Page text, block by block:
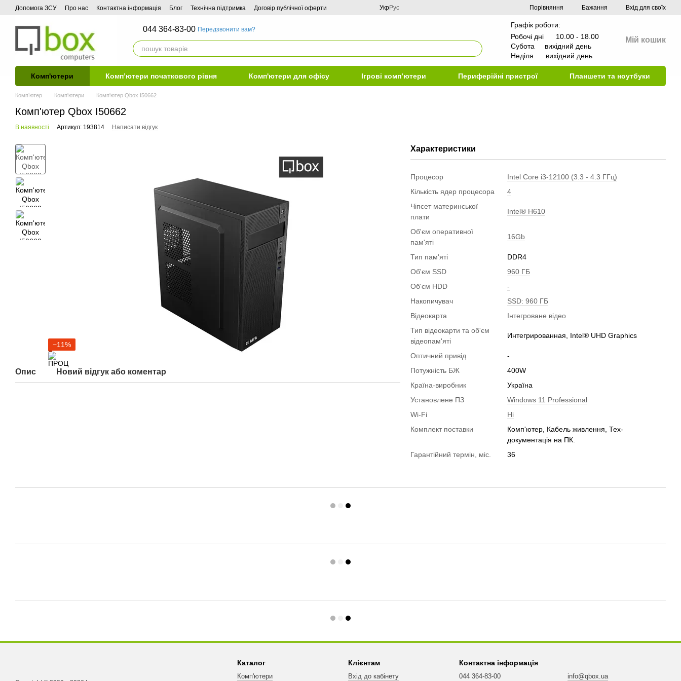
Перейти до основного контенту
Допомога ЗСУ Про нас Контактна інформація Блог Технічна підтримка Договір публічної оферти УкрРус Порівняння Бажання Вхід для своїх
044 364-83-00 Передзвонити вам?
Графік роботи:
Робочі дні 10.00 - 18.00
Субота вихідний день
Неділя вихідний день
Мій кошик
Комп'ютери Комп’ютери початкового рівня Комп'ютери для офісу Ігрові комп’ютери Периферійні пристрої Планшети та ноутбуки
Компʼютер Комп'ютери Комп'ютер Qbox I50662
Комп'ютер Qbox I50662
В наявності Артикул: 193814 Написати відгук
−11%
Опис Новий відгук або коментар
Характеристики
Процесор
Intel Core i3-12100 (3.3 - 4.3 ГГц)
Кількість ядер процесора
4
Чіпсет материнської
плати
Intel® H610
Об'єм оперативної
пам'яті
16Gb
Тип пам'яті
DDR4
Об'єм SSD
960 ГБ
Об'єм HDD
-
Накопичувач
SSD: 960 ГБ
Відеокарта
Інтегроване відео
Тип відеокарти та об'єм
відеопам'яті
Интегрированная, Intel® UHD Graphics
Оптичний привід
-
Потужність БЖ
400W
Країна-виробник
Україна
Установлене ПЗ
Windows 11 Professional
Wi-Fi
Ні
Комплект поставки
Комп'ютер, Кабель живлення, Тех-
документація на ПК.
Гарантійний термін, міс.
36
Каталог
Комп'ютери
Клієнтам
Вхід до кабінету
Контактна інформація
044 364-83-00 info@qbox.ua